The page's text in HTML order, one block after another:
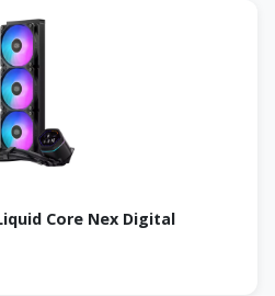
Core Nex Digital